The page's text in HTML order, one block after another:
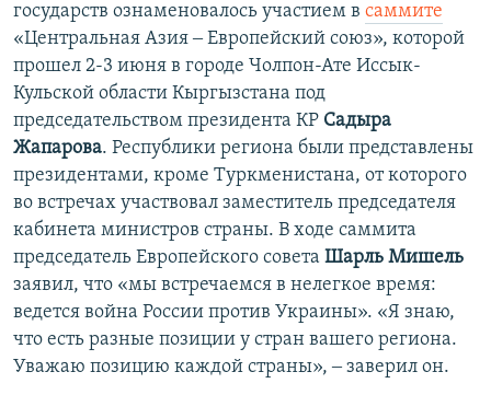
государств ознаменовалось участием в саммите
«Центральная Азия ‒ Европейский союз», которой
прошел 2-3 июня в городе Чолпон-Ате Иссык-
Кульской области Кыргызстана под
председательством президента КР Садыра
Жапарова. Республики региона были представлены
президентами, кроме Туркменистана, от которого
во встречах участвовал заместитель председателя
кабинета министров страны. В ходе саммита
председатель Европейского совета Шарль Мишель
заявил, что «мы встречаемся в нелегкое время:
ведется война России против Украины». «Я знаю,
что есть разные позиции у стран вашего региона.
Уважаю позицию каждой страны», ‒ заверил он.